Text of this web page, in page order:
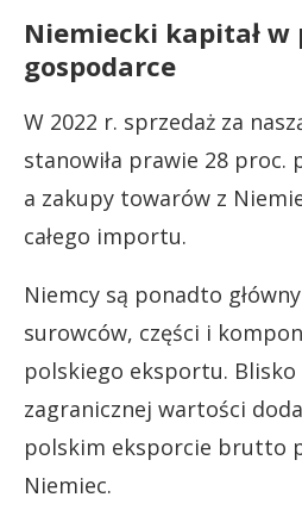
Niemiecki kapitał w
gospodarce
W 2022 r. sprzedaż za
stanowiła prawie 28 proc.
a zakupy towarów z
całego importu.
Niemcy są ponadto
surowców, części i
polskiego eksportu. Blisko
zagranicznej wartości
polskim eksporcie brutto
Niemiec.